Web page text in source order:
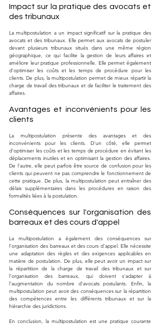
Impact sur la pratique des avocats et
des tribunaux
La multipostulation a un impact significatif sur la pratique des
avocats et des tribunaux. Elle permet aux avocats de postuler
devant plusieurs tribunaux situés dans une même région
géographique, ce qui facilite la gestion de leurs affaires et
améliore leur pratique professionnelle. Elle permet également
d'optimiser les coûts et les temps de procédure pour les
clients. De plus, la multipostulation permet de mieux répartir la
charge de travail des tribunaux et de faciliter le traitement des
affaires.
Avantages et inconvénients pour les
clients
La multipostulation présente des avantages et des
inconvénients pour les clients. D'un côté, elle permet
d'optimiser les coûts et les temps de procédure en évitant les
déplacements inutiles et en optimisant la gestion des affaires.
De l'autre, elle peut parfois être source de confusion pour les
clients qui peuvent ne pas comprendre le fonctionnement de
cette pratique. De plus, la multipostulation peut entraîner des
délais supplémentaires dans les procédures en raison des
formalités liées à la postulation.
Conséquences sur l'organisation des
barreaux et des cours d'appel
La multipostulation a également des conséquences sur
l'organisation des barreaux et des cours d'appel. Elle nécessite
une adaptation des règles et des exigences applicables en
matière de postulation. De plus, elle peut avoir un impact sur
la répartition de la charge de travail des tribunaux et sur
l'organisation des barreaux, qui doivent s'adapter à
l'augmentation du nombre d'avocats postulants. Enfin, la
multipostulation peut avoir des conséquences sur la répartition
des compétences entre les différents tribunaux et sur la
hiérarchie des juridictions.
En conclusion, la multipostulation est une pratique courante